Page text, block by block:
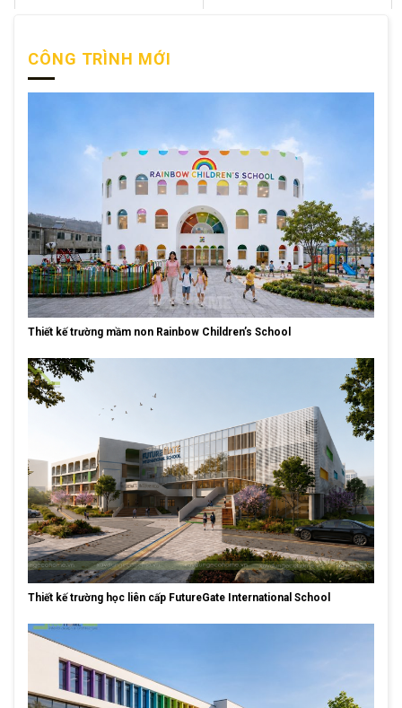
CÔNG TRÌNH MỚI
Thiết kế trường mầm non Rainbow Children’s School
Thiết kế trường học liên cấp FutureGate International School